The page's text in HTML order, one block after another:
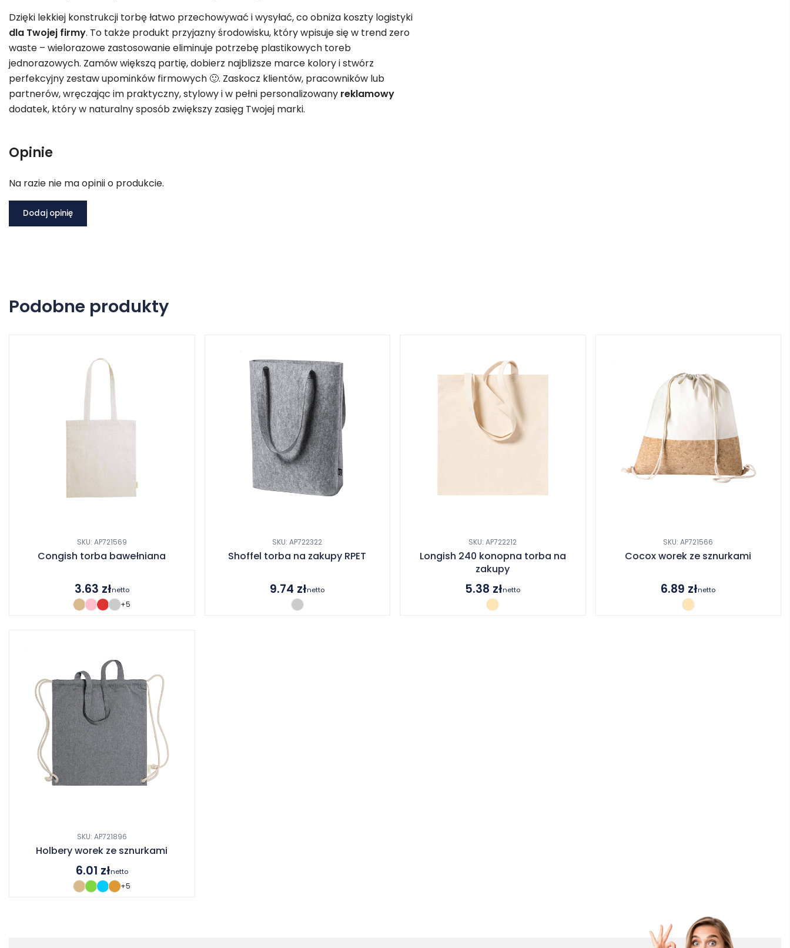
Dzięki lekkiej konstrukcji torbę łatwo przechowywać i wysyłać, co obniża koszty logistyki
dla Twojej firmy. To także produkt przyjazny środowisku, który wpisuje się w trend zero
waste – wielorazowe zastosowanie eliminuje potrzebę plastikowych toreb
jednorazowych. Zamów większą partię, dobierz najbliższe marce kolory i stwórz
perfekcyjny zestaw upominków firmowych 🙂. Zaskocz klientów, pracowników lub
partnerów, wręczając im praktyczny, stylowy i w pełni personalizowany reklamowy
dodatek, który w naturalny sposób zwiększy zasięg Twojej marki.
Opinie
Na razie nie ma opinii o produkcie.
Dodaj opinię
Podobne produkty
SKU: AP721569
Congish torba bawełniana
3.63 złnetto
+5
SKU: AP722322
Shoffel torba na zakupy RPET
9.74 złnetto
SKU: AP722212
Longish 240 konopna torba na
zakupy
5.38 złnetto
SKU: AP721566
Cocox worek ze sznurkami
6.89 złnetto
SKU: AP721896
Holbery worek ze sznurkami
6.01 złnetto
+5